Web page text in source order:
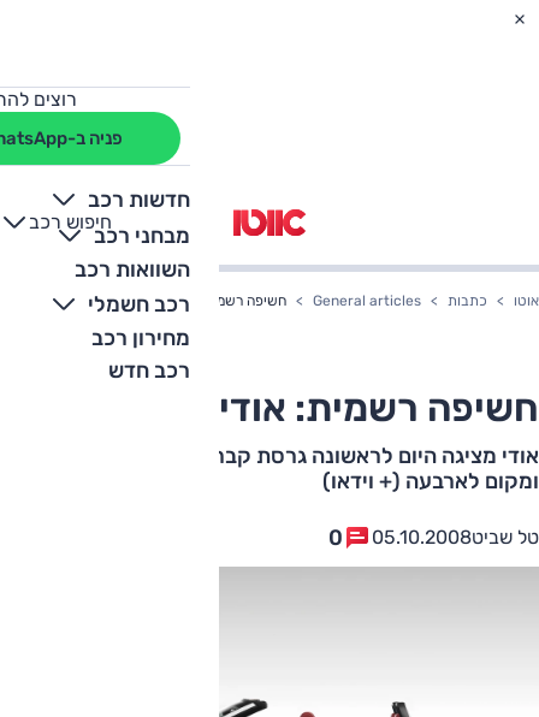
רוצים
פניה ב-WhatsApp
חדשות רכב
מבחני רכב
השוואות רכב
רכב חשמלי
מחירון רכב
רכב חדש
חיפוש רכב
+
-
אוטו כתבות General articles חשיפה רשמית: אודי A3 קבריולה
חשיפה רשמית: אודי A3 קבריולה
ומקום לארבעה (+ וידאו)
טל שביט05.10.2008
0